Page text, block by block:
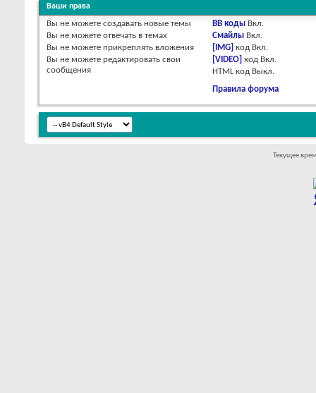
Ваши права
Вы не можете создавать новые темы
Вы не можете отвечать в темах
Вы не можете прикреплять вложения
Вы не можете редактировать свои
сообщения
BB коды Вкл.
Смайлы Вкл.
[IMG] код Вкл.
[VIDEO] код Вкл.
HTML код Выкл.
Правила форума
Текущее